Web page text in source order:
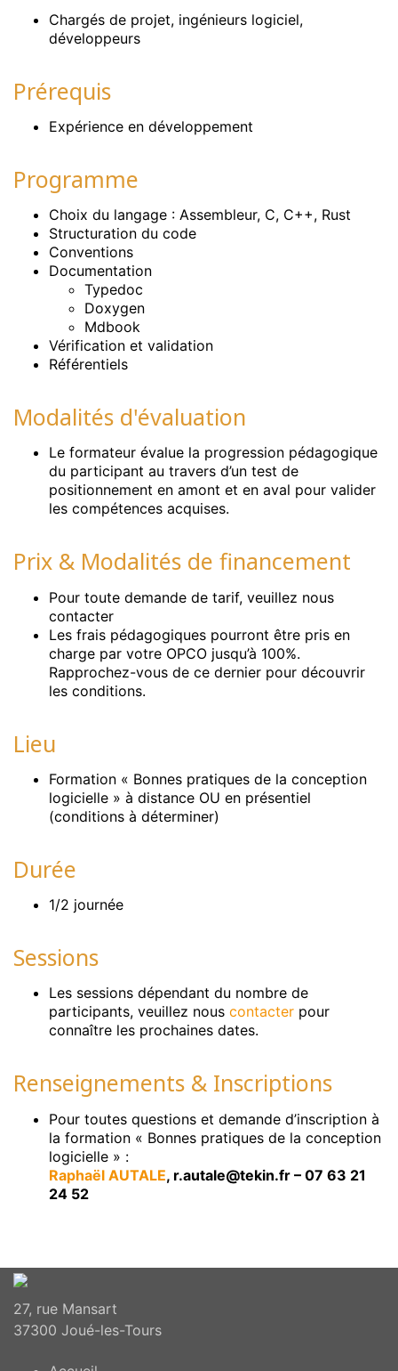
Chargés de projet, ingénieurs logiciel,
développeurs
Prérequis
Expérience en développement
Programme
Choix du langage : Assembleur, C, C++, Rust
Structuration du code
Conventions
Documentation
Typedoc
Doxygen
Mdbook
Vérification et validation
Référentiels
Modalités d'évaluation
Le formateur évalue la progression pédagogique
du participant au travers d’un test de
positionnement en amont et en aval pour valider
les compétences acquises.
Prix & Modalités de financement
Pour toute demande de tarif, veuillez nous
contacter
Les frais pédagogiques pourront être pris en
charge par votre OPCO jusqu’à 100%.
Rapprochez-vous de ce dernier pour découvrir
les conditions.
Lieu
Formation « Bonnes pratiques de la conception
logicielle » à distance OU en présentiel
(conditions à déterminer)
Durée
1/2 journée
Sessions
Les sessions dépendant du nombre de
participants, veuillez nous contacter pour
connaître les prochaines dates.
Renseignements & Inscriptions
Pour toutes questions et demande d’inscription à
la formation « Bonnes pratiques de la conception
logicielle » :
Raphaël AUTALE, r.autale@tekin.fr – 07 63 21
24 52
27, rue Mansart
37300 Joué-les-Tours